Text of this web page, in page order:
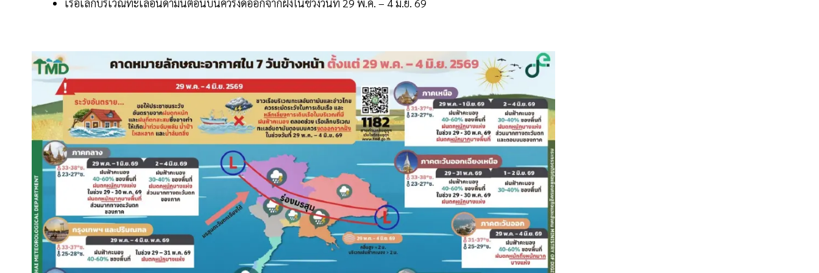
เรือเล็กบริเวณทะเลอันดามันตอนบนควรงดออกจากฝั่งในช่วงวันที่ 29 พ.ค. – 4 มิ.ย. 69